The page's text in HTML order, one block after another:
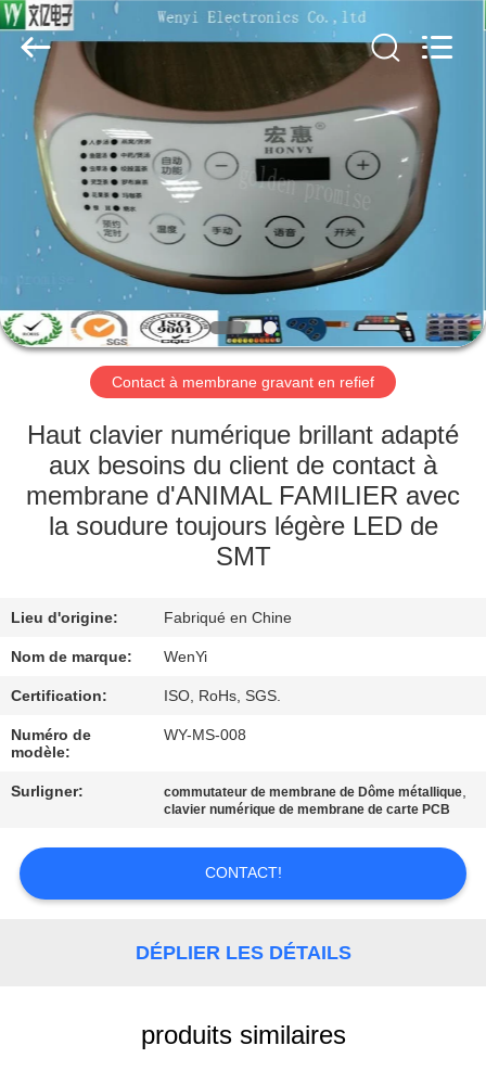
MAISON
DES
PRODUITS
AU
SUJET
DE
NOUS
VISITE
D'USINE
QUALITÉ
CONTACTEZ-
NOUS
DEMANDEZ
UNE
CITATION
Dongguan
Jinyuanhang
Electronic
Technology
Rights
Reserved.
Contact à membrane gravant en refief
Haut clavier numérique brillant adapté
aux besoins du client de contact à
membrane d'ANIMAL FAMILIER avec
la soudure toujours légère LED de
SMT
Lieu d'origine: Fabriqué en Chine
Nom de marque: WenYi
Certification: ISO, RoHs, SGS.
Numéro de
modèle:
WY-MS-008
Surligner: commutateur de membrane de Dôme métallique,
clavier numérique de membrane de carte PCB
CONTACT!
DÉPLIER LES DÉTAILS
produits similaires